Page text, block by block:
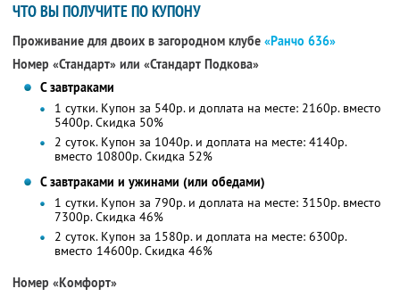
ЧТО ВЫ ПОЛУЧИТЕ ПО КУПОНУ
Проживание для двоих в загородном клубе «Ранчо 636»
Номер «Стандарт» или «Стандарт Подкова»
С завтраками
1 сутки. Купон за 540р. и доплата на месте: 2160р. вместо
5400р. Скидка 50%
2 суток. Купон за 1040р. и доплата на месте: 4140р.
вместо 10800р. Скидка 52%
С завтраками и ужинами (или обедами)
1 сутки. Купон за 790р. и доплата на месте: 3150р. вместо
7300р. Скидка 46%
2 суток. Купон за 1580р. и доплата на месте: 6300р.
вместо 14600р. Скидка 46%
Номер «Комфорт»